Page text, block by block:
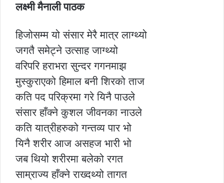
लक्ष्मी मैनाली पाठक
हिजोसम्म यो संसार मेरै मात्र लाग्थ्यो
जगतै समेट्ने उत्साह जाग्थ्यो
वरिपरि हराभरा सुन्दर गगनमाझ
मुस्कुराएको हिमाल बनी शिरको ताज
कति पद परिक्रमा गरे यिनै पाउले
संसार हाँक्ने कुशल जीवनका नाउले
कति यात्रीहरुको गन्तव्य पार भो
यिनै शरीर आज असहज भारी भो
जब थियो शरीरमा बलेको रगत
साम्राज्य हाँक्ने राख्दथ्यो तागत